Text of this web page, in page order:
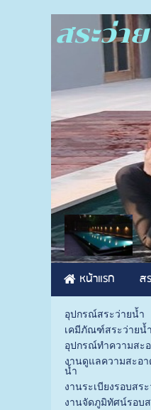
สระว่
หน้าแรก ส
อุปกรณ์สระว่ายน้ำ
เคมีภัณฑ์สระว่ายน้ำ
อุปกรณ์ทำความสะ
งานดูแลความสะอา
น้ำ
งานระเบียงรอบสร
งานจัดภูมิทัศน์รอบ